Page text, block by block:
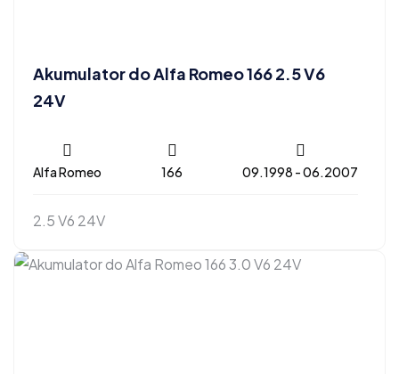
Akumulator do Alfa Romeo 166 2.5 V6
24V
Alfa Romeo 166 09.1998 - 06.2007
2.5 V6 24V